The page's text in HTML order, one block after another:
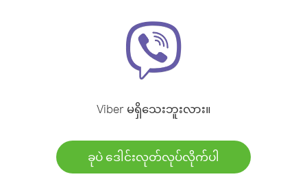
Viber မရှိသေးဘူးလား။
ခုပဲ ဒေါင်းလုတ်လုပ်လိုက်ပါ